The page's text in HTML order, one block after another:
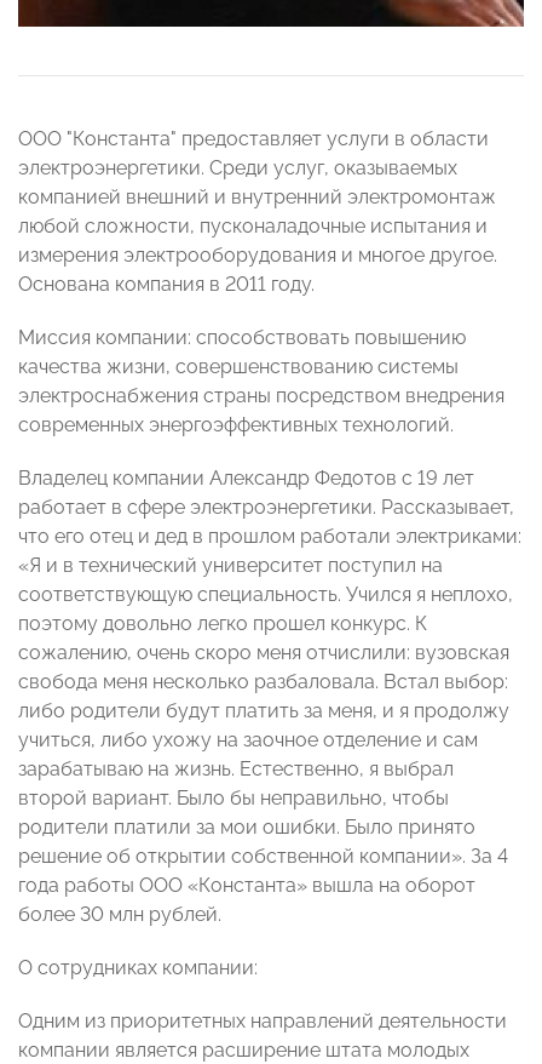
ООО "Константа" предоставляет услуги в области
электроэнергетики. Среди услуг, оказываемых
компанией внешний и внутренний электромонтаж
любой сложности, пусконаладочные испытания и
измерения электрооборудования и многое другое.
Основана компания в 2011 году.
Миссия компании: способствовать повышению
качества жизни, совершенствованию системы
электроснабжения страны посредством внедрения
современных энергоэффективных технологий.
Владелец компании Александр Федотов с 19 лет
работает в сфере электроэнергетики. Рассказывает,
что его отец и дед в прошлом работали электриками:
«Я и в технический университет поступил на
соответствующую специальность. Учился я неплохо,
поэтому довольно легко прошел конкурс. К
сожалению, очень скоро меня отчислили: вузовская
свобода меня несколько разбаловала. Встал выбор:
либо родители будут платить за меня, и я продолжу
учиться, либо ухожу на заочное отделение и сам
зарабатываю на жизнь. Естественно, я выбрал
второй вариант. Было бы неправильно, чтобы
родители платили за мои ошибки. Было принято
решение об открытии собственной компании». За 4
года работы ООО «Константа» вышла на оборот
более 30 млн рублей.
О сотрудниках компании:
Одним из приоритетных направлений деятельности
компании является расширение штата молодых